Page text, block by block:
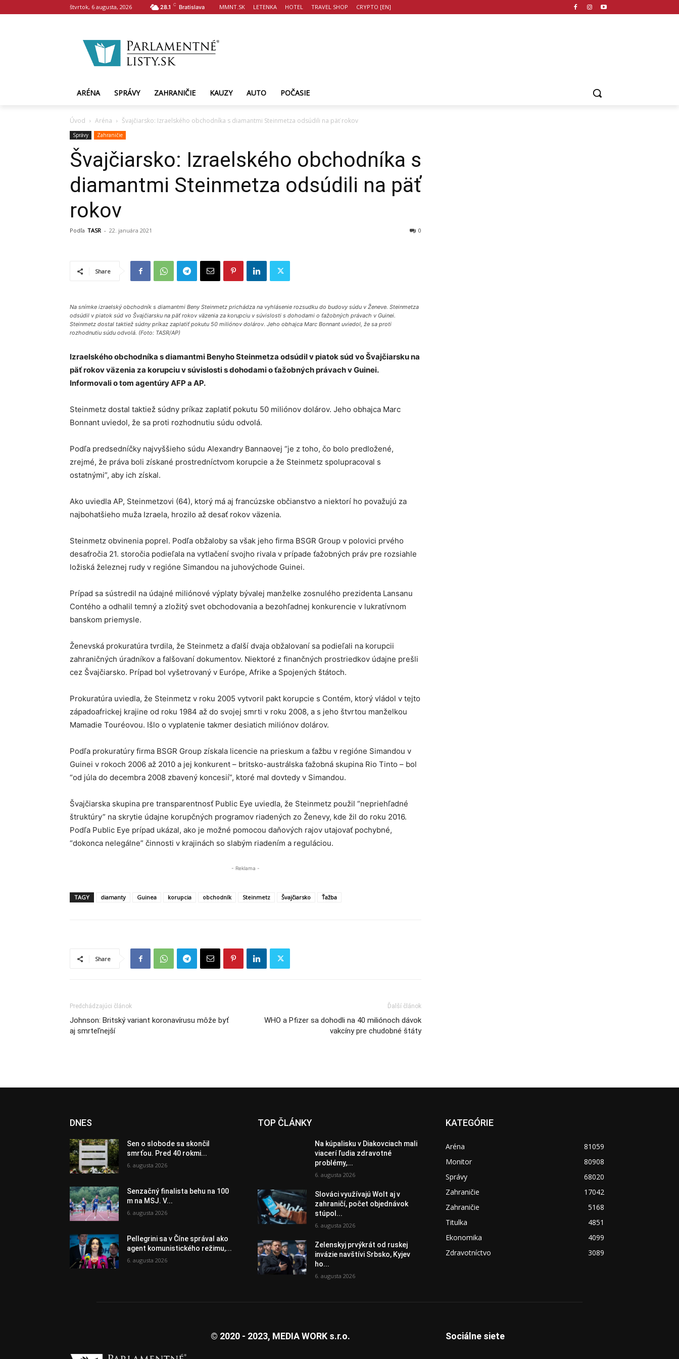
štvrtok, 6 augusta, 2026 28.1 C Bratislava MMNT.SK LETENKA HOTEL TRAVEL SHOP CRYPTO [EN]
ARÉNA SPRÁVY ZAHRANIČIE KAUZY AUTO POČASIE
Úvod Aréna Švajčiarsko: Izraelského obchodníka s diamantmi Steinmetza odsúdili na päť rokov
Správy Zahraničie
Švajčiarsko: Izraelského obchodníka s
diamantmi Steinmetza odsúdili na päť
rokov
Podľa TASR - 22. januára 2021 0
Share
Na snímke izraelský obchodník s diamantmi Beny Steinmetz prichádza na vyhlásenie rozsudku do budovy súdu v Ženeve. Steinmetza
odsúdil v piatok súd vo Švajčiarsku na päť rokov väzenia za korupciu v súvislosti s dohodami o ťažobných právach v Guinei.
Steinmetz dostal taktiež súdny príkaz zaplatiť pokutu 50 miliónov dolárov. Jeho obhajca Marc Bonnant uviedol, že sa proti
rozhodnutiu súdu odvolá. (Foto: TASR/AP)
Izraelského obchodníka s diamantmi Benyho Steinmetza odsúdil v piatok súd vo Švajčiarsku na
päť rokov väzenia za korupciu v súvislosti s dohodami o ťažobných právach v Guinei.
Informovali o tom agentúry AFP a AP.
Steinmetz dostal taktiež súdny príkaz zaplatiť pokutu 50 miliónov dolárov. Jeho obhajca Marc
Bonnant uviedol, že sa proti rozhodnutiu súdu odvolá.
Podľa predsedníčky najvyššieho súdu Alexandry Bannaovej “je z toho, čo bolo predložené,
zrejmé, že práva boli získané prostredníctvom korupcie a že Steinmetz spolupracoval s
ostatnými”, aby ich získal.
Ako uviedla AP, Steinmetzovi (64), ktorý má aj francúzske občianstvo a niektorí ho považujú za
najbohatšieho muža Izraela, hrozilo až desať rokov väzenia.
Steinmetz obvinenia poprel. Podľa obžaloby sa však jeho firma BSGR Group v polovici prvého
desaťročia 21. storočia podieľala na vytlačení svojho rivala v prípade ťažobných práv pre rozsiahle
ložiská železnej rudy v regióne Simandou na juhovýchode Guinei.
Prípad sa sústredil na údajné miliónové výplaty bývalej manželke zosnulého prezidenta Lansanu
Contého a odhalil temný a zložitý svet obchodovania a bezohľadnej konkurencie v lukratívnom
banskom priemysle.
Ženevská prokuratúra tvrdila, že Steinmetz a ďalší dvaja obžalovaní sa podieľali na korupcii
zahraničných úradníkov a falšovaní dokumentov. Niektoré z finančných prostriedkov údajne prešli
cez Švajčiarsko. Prípad bol vyšetrovaný v Európe, Afrike a Spojených štátoch.
Prokuratúra uviedla, že Steinmetz v roku 2005 vytvoril pakt korupcie s Contém, ktorý vládol v tejto
západoafrickej krajine od roku 1984 až do svojej smrti v roku 2008, a s jeho štvrtou manželkou
Mamadie Touréovou. Išlo o vyplatenie takmer desiatich miliónov dolárov.
Podľa prokuratúry firma BSGR Group získala licencie na prieskum a ťažbu v regióne Simandou v
Guinei v rokoch 2006 až 2010 a jej konkurent – britsko-austrálska ťažobná skupina Rio Tinto – bol
“od júla do decembra 2008 zbavený koncesií”, ktoré mal dovtedy v Simandou.
Švajčiarska skupina pre transparentnosť Public Eye uviedla, že Steinmetz použil “nepriehľadné
štruktúry” na skrytie údajne korupčných programov riadených zo Ženevy, kde žil do roku 2016.
Podľa Public Eye prípad ukázal, ako je možné pomocou daňových rajov utajovať pochybné,
“dokonca nelegálne” činnosti v krajinách so slabým riadením a reguláciou.
- Reklama -
TAGY diamanty Guinea korupcia obchodník Steinmetz Švajčiarsko Ťažba
Share
Predchádzajúci článok
Johnson: Britský variant koronavírusu môže byť
aj smrteľnejší
Ďalší článok
WHO a Pfizer sa dohodli na 40 miliónoch dávok
vakcíny pre chudobné štáty
DNES
Sen o slobode sa skončil
smrťou. Pred 40 rokmi...
6. augusta 2026
Senzačný finalista behu na 100
m na MSJ. V...
6. augusta 2026
Pellegrini sa v Číne správal ako
agent komunistického režimu,...
6. augusta 2026
TOP ČLÁNKY
Na kúpalisku v Diakovciach mali
viacerí ľudia zdravotné
problémy,...
6. augusta 2026
Slováci využívajú Wolt aj v
zahraničí, počet objednávok
stúpol...
6. augusta 2026
Zelenskyj prvýkrát od ruskej
invázie navštívi Srbsko, Kyjev
ho...
6. augusta 2026
KATEGÓRIE
Aréna
81059
Monitor
80908
Správy
68020
Zahraničie
17042
Zahraničie
5168
Titulka
4851
Ekonomika
4099
Zdravotníctvo
3089
© 2020 - 2023, MEDIA WORK s.r.o. Sociálne siete